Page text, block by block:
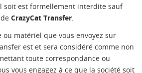
soit est formellement interdite sauf
CrazyCat Transfer.
ou matériel que vous envoyez sur
est et sera considéré comme non
toute correspondance ou
vous engagez à ce que la société soit
D'ENVIES
pour ajouter des produits à